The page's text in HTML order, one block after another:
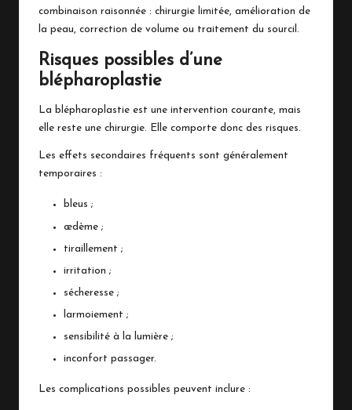
combinaison raisonnée : chirurgie limitée, amélioration de
la peau, correction de volume ou traitement du sourcil.
Risques possibles d’une
blépharoplastie
La blépharoplastie est une intervention courante, mais
elle reste une chirurgie. Elle comporte donc des risques.
Les effets secondaires fréquents sont généralement
temporaires :
bleus ;
œdème ;
tiraillement ;
irritation ;
sécheresse ;
larmoiement ;
sensibilité à la lumière ;
inconfort passager.
Les complications possibles peuvent inclure :